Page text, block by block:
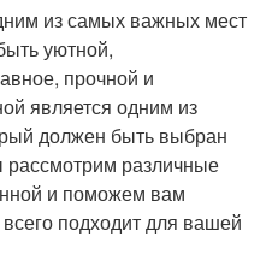
из самых важных мест
уютной,
прочной и
является одним из
должен быть выбран
рассмотрим различные
и поможем вам
подходит для вашей